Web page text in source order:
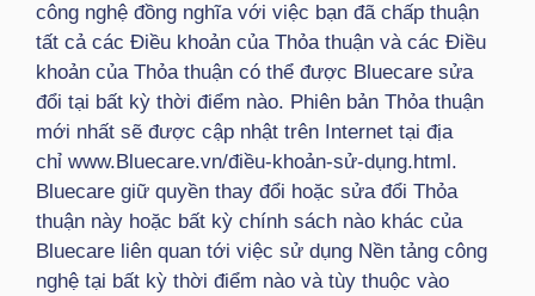
công nghệ đồng nghĩa với việc bạn đã chấp thuận
tất cả các Điều khoản của Thỏa thuận và các Điều
khoản của Thỏa thuận có thể được Bluecare sửa
đổi tại bất kỳ thời điểm nào. Phiên bản Thỏa thuận
mới nhất sẽ được cập nhật trên Internet tại địa
chỉ www.Bluecare.vn/điều-khoản-sử-dụng.html.
Bluecare giữ quyền thay đổi hoặc sửa đổi Thỏa
thuận này hoặc bất kỳ chính sách nào khác của
Bluecare liên quan tới việc sử dụng Nền tảng công
nghệ tại bất kỳ thời điểm nào và tùy thuộc vào